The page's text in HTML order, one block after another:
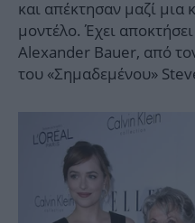
και απέκτησαν μαζί μια
μοντέλο. Έχει
Alexander Bauer, από
του «Σημαδεμένου»